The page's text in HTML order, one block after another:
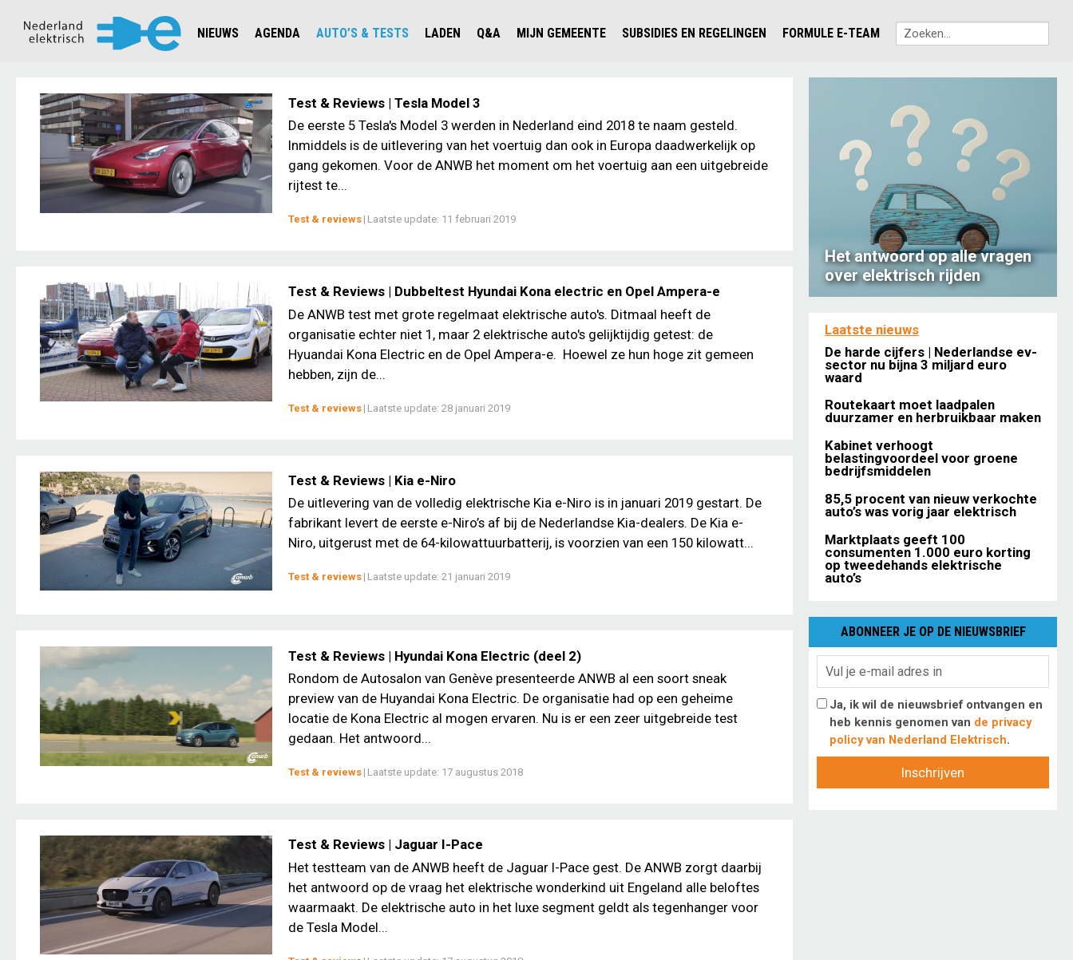
NIEUWS
CIJFERS EN STATISTIEKEN EV'S IN NEDERLAND
AANMELDEN NIEUWSBRIEF
AGENDA
AUTO’S & TESTS
JOUW VOLGENDE AUTO ELEKTRISCH?
LADEN
Q&A
OPLADEN
SLIM LADEN
MIJN GEMEENTE
VVE
SUBSIDIES EN REGELINGEN FORMULE E-TEAM
Test & Reviews | Tesla Model 3
De eerste 5 Tesla's Model 3 werden in Nederland eind 2018 te naam gesteld.
Inmiddels is de uitlevering van het voertuig dan ook in Europa daadwerkelijk op
gang gekomen. Voor de ANWB het moment om het voertuig aan een uitgebreide
rijtest te...
Test & reviews | Laatste update: 11 februari 2019
Test & Reviews | Dubbeltest Hyundai Kona electric en Opel Ampera-e
De ANWB test met grote regelmaat elektrische auto's. Ditmaal heeft de
organisatie echter niet 1, maar 2 elektrische auto's gelijktijdig getest: de
Hyuandai Kona Electric en de Opel Ampera-e. Hoewel ze hun hoge zit gemeen
hebben, zijn de...
Test & reviews | Laatste update: 28 januari 2019
Test & Reviews | Kia e-Niro
De uitlevering van de volledig elektrische Kia e-Niro is in januari 2019 gestart. De
fabrikant levert de eerste e-Niro’s af bij de Nederlandse Kia-dealers. De Kia e-
Niro, uitgerust met de 64-kilowattuurbatterij, is voorzien van een 150 kilowatt...
Test & reviews | Laatste update: 21 januari 2019
Test & Reviews | Hyundai Kona Electric (deel 2)
Rondom de Autosalon van Genève presenteerde ANWB al een soort sneak
preview van de Huyandai Kona Electric. De organisatie had op een geheime
locatie de Kona Electric al mogen ervaren. Nu is er een zeer uitgebreide test
gedaan. Het antwoord...
Test & reviews | Laatste update: 17 augustus 2018
Test & Reviews | Jaguar I-Pace
Het testteam van de ANWB heeft de Jaguar I-Pace gest. De ANWB zorgt daarbij
het antwoord op de vraag het elektrische wonderkind uit Engeland alle beloftes
waarmaakt. De elektrische auto in het luxe segment geldt als tegenhanger voor
de Tesla Model...
Het antwoord op alle vragen
over elektrisch rijden
Laatste nieuws
De harde cijfers | Nederlandse ev-
sector nu bijna 3 miljard euro
waard
Routekaart moet laadpalen
duurzamer en herbruikbaar maken
Kabinet verhoogt
belastingvoordeel voor groene
bedrijfsmiddelen
85,5 procent van nieuw verkochte
auto’s was vorig jaar elektrisch
Marktplaats geeft 100
consumenten 1.000 euro korting
op tweedehands elektrische
auto’s
ABONNEER JE OP DE NIEUWSBRIEF
Ja, ik wil de nieuwsbrief ontvangen en
heb kennis genomen van de privacy
policy van Nederland Elektrisch.
Inschrijven